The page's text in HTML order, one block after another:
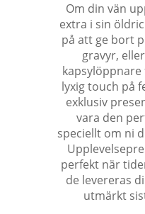
Om din vän
extra i sin
på att ge bort
gravyr,
lyxig touch på
exklusiv
vara den
speciellt om ni
perfekt när
de levereras
utmärkt